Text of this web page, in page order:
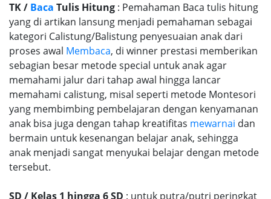
TK / Baca Tulis Hitung : Pemahaman Baca tulis hitung
yang di artikan lansung menjadi pemahaman sebagai
kategori Calistung/Balistung penyesuaian anak dari
proses awal Membaca, di winner prestasi memberikan
sebagian besar metode special untuk anak agar
memahami jalur dari tahap awal hingga lancar
memahami calistung, misal seperti metode Montesori
yang membimbing pembelajaran dengan kenyamanan
anak bisa juga dengan tahap kreatifitas mewarnai dan
bermain untuk kesenangan belajar anak, sehingga
anak menjadi sangat menyukai belajar dengan metode
tersebut.
SD / Kelas 1 hingga 6 SD : untuk putra/putri peringkat